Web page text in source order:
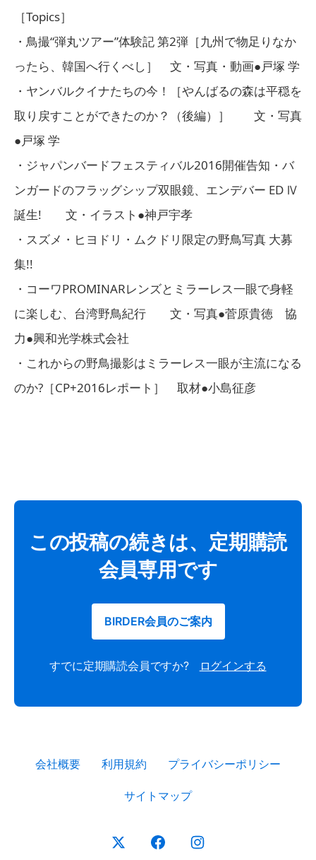
［Topics］
・鳥撮“弾丸ツアー”体験記 第2弾［九州で物足りなか
ったら、韓国へ行くべし］ 文・写真・動画●戸塚 学
・ヤンバルクイナたちの今！［やんばるの森は平穏を
取り戻すことができたのか？（後編）］ 文・写真
●戸塚 学
・ジャパンバードフェスティバル2016開催告知・バ
ンガードのフラッグシップ双眼鏡、エンデバー ED Ⅳ
誕生! 文・イラスト●神戸宇孝
・スズメ・ヒヨドリ・ムクドリ限定の野鳥写真 大募
集!!
・コーワPROMINARレンズとミラーレス一眼で身軽
に楽しむ、台湾野鳥紀行 文・写真●菅原貴徳 協
力●興和光学株式会社
・これからの野鳥撮影はミラーレス一眼が主流になる
のか?［CP+2016レポート］ 取材●小島征彦
この投稿の続きは、定期購読
会員専用です
BIRDER会員のご案内
すでに定期購読会員ですか? ログインする
会社概要 利用規約 プライバシーポリシー
サイトマップ